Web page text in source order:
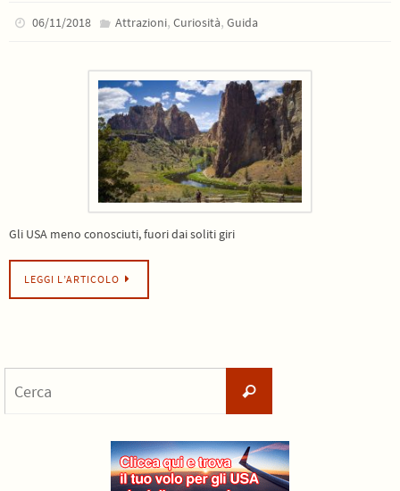
06/11/2018 Attrazioni, Curiosità, Guida
Gli USA meno conosciuti, fuori dai soliti giri
LEGGI L’ARTICOLO
Cerca